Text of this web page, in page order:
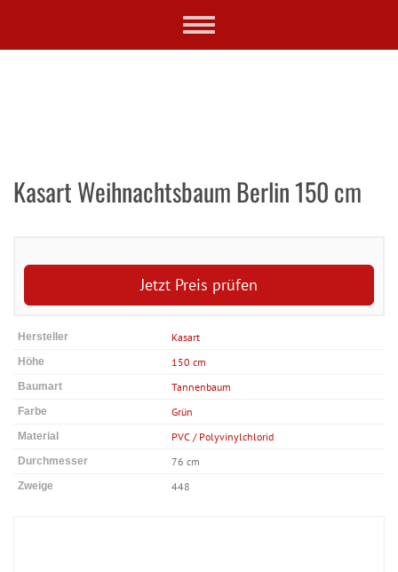
Toggle
Kasart Weihnachtsbaum Berlin 150 cm
Jetzt Preis prüfen
Hersteller Kasart
Höhe 150 cm
Baumart Tannenbaum
Farbe Grün
Material PVC / Polyvinylchlorid
Durchmesser 76 cm
Zweige 448